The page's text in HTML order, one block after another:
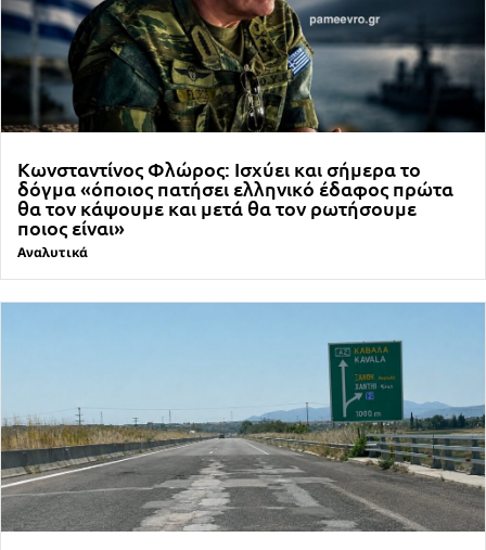
Κωνσταντίνος Φλώρος: Ισχύει και σήμερα το
δόγμα «όποιος πατήσει ελληνικό έδαφος πρώτα
θα τον κάψουμε και μετά θα τον ρωτήσουμε
ποιος είναι»
Αναλυτικά